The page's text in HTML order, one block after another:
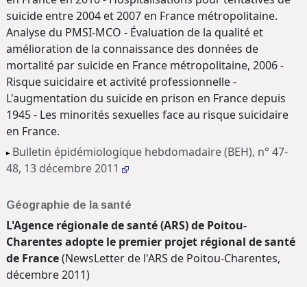
suicide entre 2004 et 2007 en France métropolitaine.
Analyse du PMSI-MCO - Évaluation de la qualité et
amélioration de la connaissance des données de
mortalité par suicide en France métropolitaine, 2006 -
Risque suicidaire et activité professionnelle -
L'augmentation du suicide en prison en France depuis
1945 - Les minorités sexuelles face au risque suicidaire
en France.
Bulletin épidémiologique hebdomadaire (BEH), n° 47-
48, 13 décembre 2011
Géographie de la santé
L'Agence régionale de santé (ARS) de Poitou-
Charentes adopte le premier projet régional de santé
de France(NewsLetter de l'ARS de Poitou-Charentes,
décembre 2011)